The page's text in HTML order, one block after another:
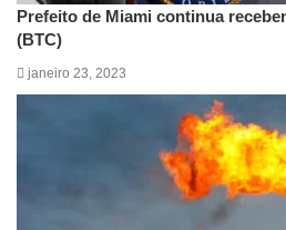
Prefeito de Miami continua
(BTC)
janeiro 23, 2023